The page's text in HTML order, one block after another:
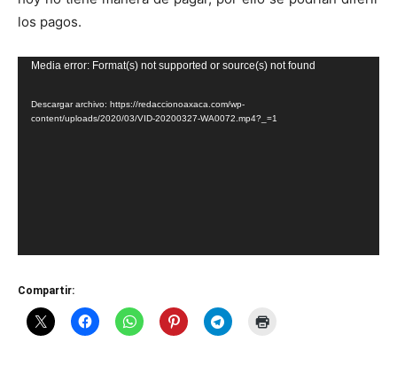
los pagos.
Reproductor
vídeo
Media error: Format(s) not supported or source(s) not found
Descargar archivo: https://redaccionoaxaca.com/wp-
content/uploads/2020/03/VID-20200327-WA0072.mp4?_=1
Compartir: